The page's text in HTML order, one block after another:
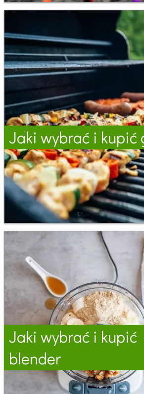
Jaki wybrać i kupić
Jaki wybrać i kupić
blender